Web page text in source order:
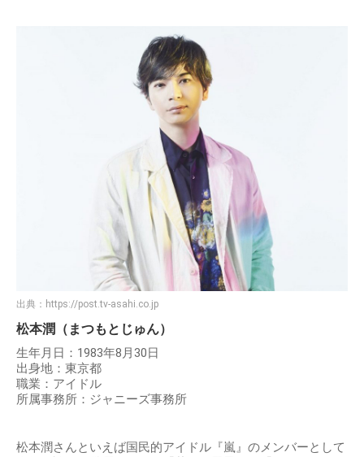
出典： https://post.tv-asahi.co.jp
松本潤（まつもとじゅん）
生年月日：1983年8月30日
出身地：東京都
職業：アイドル
所属事務所：ジャニーズ事務所
松本潤さんといえば国民的アイドル『嵐』のメンバーとして